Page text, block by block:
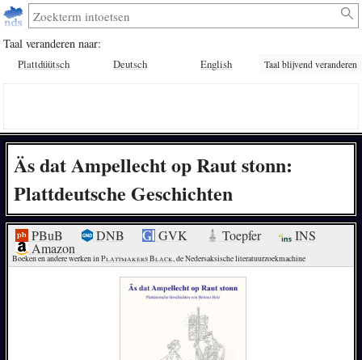
Taal veranderen naar:
Plattdüütsch Deutsch English Taal blijvend veranderen
Äs dat Ampellecht op Raut stonn:
Plattdeutsche Geschichten
PBuB DNB GVK Toepfer INS
Amazon
Boeken en andere werken in Plattmakers Black, de Nedersaksische literatuurzoekmachine